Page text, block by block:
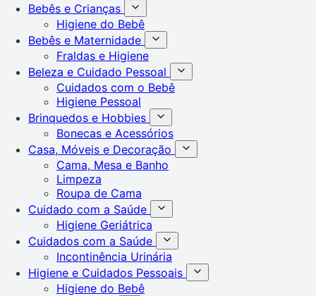
Bebês e Crianças
Higiene do Bebê
Bebês e Maternidade
Fraldas e Higiene
Beleza e Cuidado Pessoal
Cuidados com o Bebê
Higiene Pessoal
Brinquedos e Hobbies
Bonecas e Acessórios
Casa, Móveis e Decoração
Cama, Mesa e Banho
Limpeza
Roupa de Cama
Cuidado com a Saúde
Higiene Geriátrica
Cuidados com a Saúde
Incontinência Urinária
Higiene e Cuidados Pessoais
Higiene do Bebê